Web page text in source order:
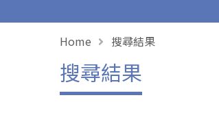
Home 搜尋結果
搜尋結果